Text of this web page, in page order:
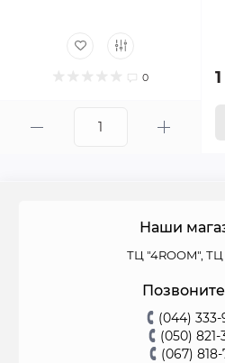
0
Наши
ТЦ "4ROOM",
(044)
(050) 821-
(067) 818-